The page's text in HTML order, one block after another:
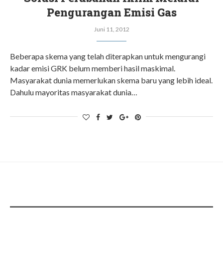
Pengurangan Emisi Gas
Juni 11, 2012
Beberapa skema yang telah diterapkan untuk mengurangi
kadar emisi GRK belum memberi hasil maskimal.
Masyarakat dunia memerlukan skema baru yang lebih ideal.
Dahulu mayoritas masyarakat dunia…